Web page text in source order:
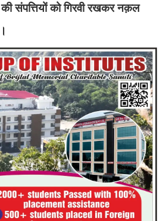
संपत्तियों को गिरवी रखकर नक़ल